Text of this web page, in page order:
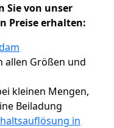
Sie von unser
Preise erhalten:
allen Größen und
kleinen Mengen,
Beiladung
in